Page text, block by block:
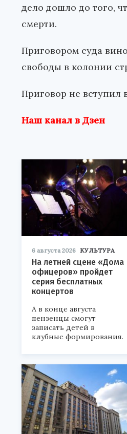
дело дошло до того,
смерти.
Приговором суда
свободы в колонии
Приговор не вступил
Наш канал в Дзен
6 августа 2026 КУЛЬТУРА
На летней сцене «Дома
офицеров» пройдет
серия бесплатных
концертов
А в конце августа
пензенцы смогут
записать детей в
клубные формирования.